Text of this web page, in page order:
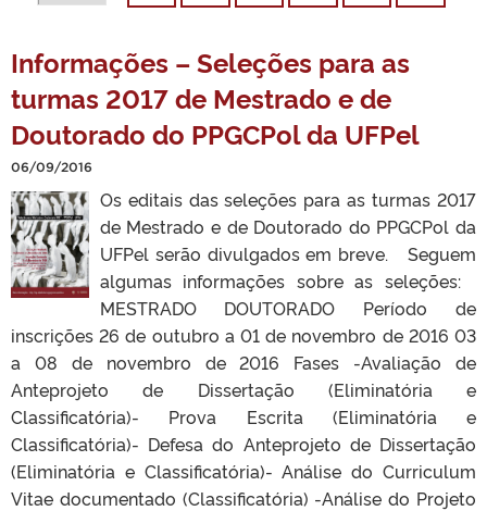
PORTARIAS
Informações – Seleções para as
turmas 2017 de Mestrado e de
Doutorado do PPGCPol da UFPel
06/09/2016
Os editais das seleções para as turmas 2017
de Mestrado e de Doutorado do PPGCPol da
UFPel serão divulgados em breve. Seguem
algumas informações sobre as seleções:
MESTRADO DOUTORADO Período de
inscrições 26 de outubro a 01 de novembro de 2016 03
a 08 de novembro de 2016 Fases -Avaliação de
Anteprojeto de Dissertação (Eliminatória e
Classificatória)- Prova Escrita (Eliminatória e
Classificatória)- Defesa do Anteprojeto de Dissertação
(Eliminatória e Classificatória)- Análise do Curriculum
Vitae documentado (Classificatória) -Análise do Projeto